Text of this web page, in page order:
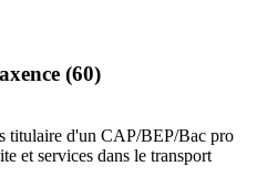
(60)
titulaire d'un CAP/BEP/Bac pro
et services dans le transport